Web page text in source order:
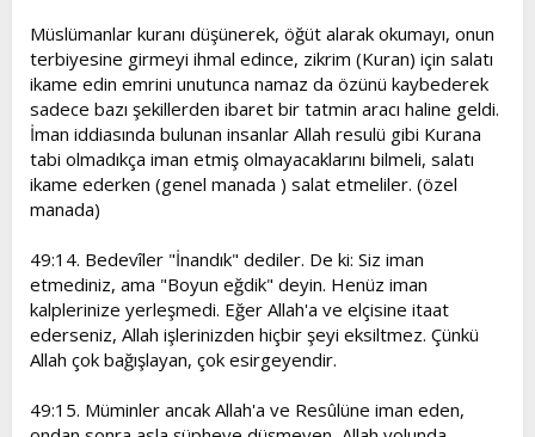
Müslümanlar kuranı düşünerek, öğüt alarak okumayı, onun
terbiyesine girmeyi ihmal edince, zikrim (Kuran) için salatı
ikame edin emrini unutunca namaz da özünü kaybederek
sadece bazı şekillerden ibaret bir tatmin aracı haline geldi.
İman iddiasında bulunan insanlar Allah resulü gibi Kurana
tabi olmadıkça iman etmiş olmayacaklarını bilmeli, salatı
ikame ederken (genel manada ) salat etmeliler. (özel
manada)
49:14. Bedevîler "İnandık" dediler. De ki: Siz iman
etmediniz, ama "Boyun eğdik" deyin. Henüz iman
kalplerinize yerleşmedi. Eğer Allah'a ve elçisine itaat
ederseniz, Allah işlerinizden hiçbir şeyi eksiltmez. Çünkü
Allah çok bağışlayan, çok esirgeyendir.
49:15. Müminler ancak Allah'a ve Resûlüne iman eden,